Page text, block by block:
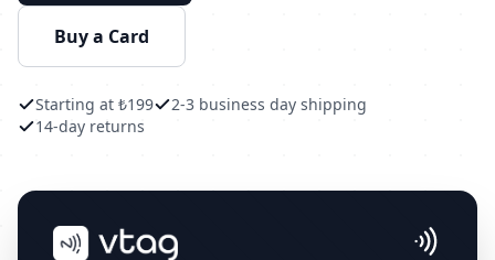
Buy a Card
Starting at ₺199
2-3 business day shipping
14-day returns